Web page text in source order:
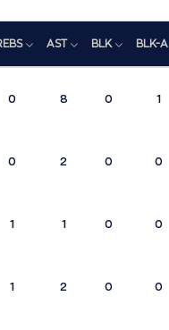
AST BLK BLK-A
0 8 0 1
0 2 0 0
1 1 0 0
1 2 0 0